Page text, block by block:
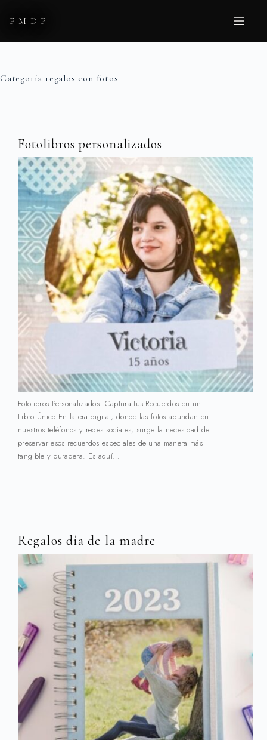
FMDP
Categoría regalos con fotos
Fotolibros personalizados
Fotolibros Personalizados: Captura tus Recuerdos en un
Libro Único En la era digital, donde las fotos abundan en
nuestros teléfonos y redes sociales, surge la necesidad de
preservar esos recuerdos especiales de una manera más
tangible y duradera. Es aquí…
Regalos día de la madre